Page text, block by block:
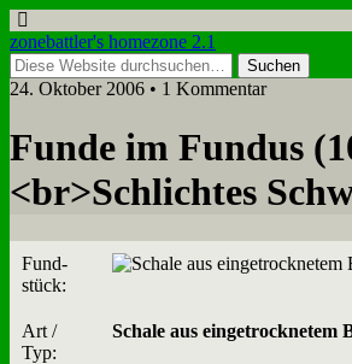
zonebattler's homezone 2.1
24. Oktober 2006 • 1 Kommentar
Fun­de im Fun­dus
<br>Schlich­tes
Fund­
stück:
Art /
Typ:
Scha­le aus ein­ge­trock­ne­tem